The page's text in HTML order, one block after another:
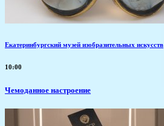
Екатеринбургский музей изобразительных искусств
10:00
Чемоданное настроение